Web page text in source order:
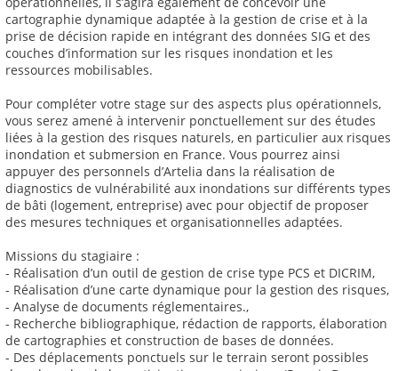
cartographie dynamique adaptée à la gestion de crise et à la
prise de décision rapide en intégrant des données SIG et des
couches d’information sur les risques inondation et les
ressources mobilisables.
Pour compléter votre stage sur des aspects plus opérationnels,
vous serez amené à intervenir ponctuellement sur des études
liées à la gestion des risques naturels, en particulier aux risques
inondation et submersion en France. Vous pourrez ainsi
appuyer des personnels d’Artelia dans la réalisation de
diagnostics de vulnérabilité aux inondations sur différents types
de bâti (logement, entreprise) avec pour objectif de proposer
des mesures techniques et organisationnelles adaptées.
Missions du stagiaire :
- Réalisation d’un outil de gestion de crise type PCS et DICRIM,
- Réalisation d’une carte dynamique pour la gestion des risques,
- Analyse de documents réglementaires.,
- Recherche bibliographique, rédaction de rapports, élaboration
de cartographies et construction de bases de données.
- Des déplacements ponctuels sur le terrain seront possibles